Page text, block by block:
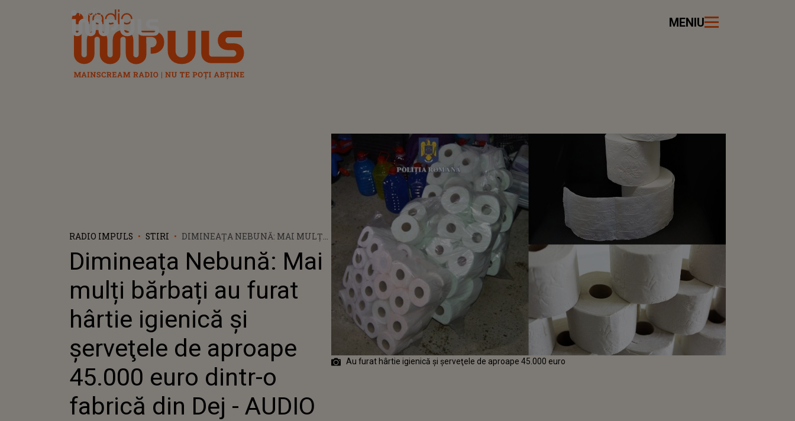
Radio Impuls MENIU
RADIO IMPULS STIRI
DIMINEAȚA NEBUNĂ: MAI MULȚI
IGIENICĂ ŞI ŞERVEŢELE DE
APROAPE 45.000 EURO DINTR-O
FABRICĂ DIN DEJ - AUDIO
Dimineața Nebună: Mai
mulți bărbați au furat
hârtie igienică şi
şerveţele de aproape
45.000 euro dintr-o
fabrică din Dej - AUDIO
Au furat hârtie igienică şi şerveţele de aproape 45.000 euro